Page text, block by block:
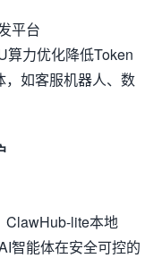
平台
算力优化降低Token
，如客服机器人、数
ClawHub-lite本地
智能体在安全可控的